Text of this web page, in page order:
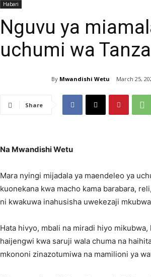
Habari
Nguvu ya
uchumi wa
By Mwandishi Wetu March 25,
Share
Na Mwandishi Wetu
Mara nyingi mijadala ya maendeleo ya
kuonekana kwa macho kama barabara,
ni kwakuwa inahusisha uwekezaji
Hata hivyo, mbali na miradi hiyo
haijengwi kwa saruji wala chuma na
mkononi zinazotumiwa na mamilioni ya